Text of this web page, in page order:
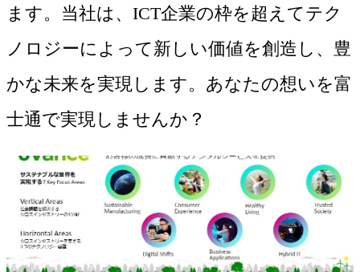
ます。当社は、ICT企業の枠を超えてテク
ノロジーによって新しい価値を創造し、豊
かな未来を実現します。あなたの想いを富
士通で実現しませんか？